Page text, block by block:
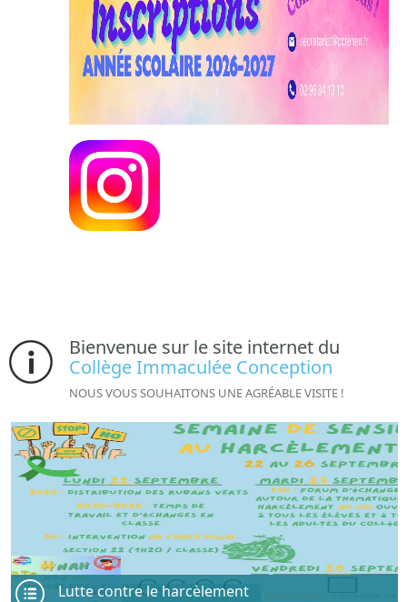
Bienvenue sur le site internet du
Collège Immaculée Conception
NOUS VOUS SOUHAITONS UNE AGRÉABLE VISITE !
Lutte contre le harcèlement